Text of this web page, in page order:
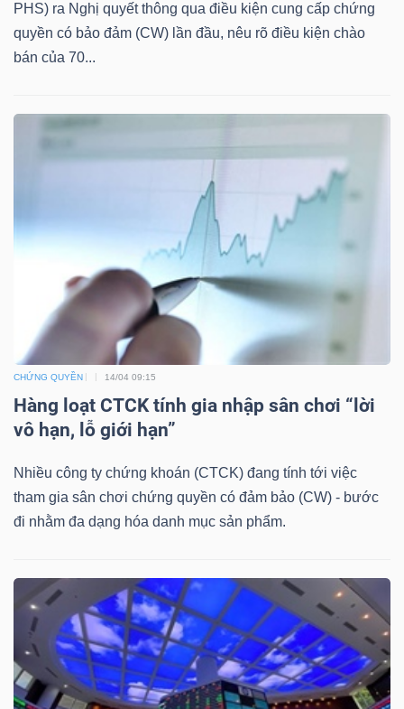
PHS) ra Nghị quyết thông qua điều kiện cung cấp chứng
quyền có bảo đảm (CW) lần đầu, nêu rõ điều kiện chào
bán của 70...
CHỨNG QUYỀN 14/04 09:15
Hàng loạt CTCK tính gia nhập sân chơi “lời
vô hạn, lỗ giới hạn”
Nhiều công ty chứng khoán (CTCK) đang tính tới việc
tham gia sân chơi chứng quyền có đảm bảo (CW) - bước
đi nhằm đa dạng hóa danh mục sản phẩm.
KHỎE
NGHỆ
THÔNG
TIN
VỤ
TRUYỀN
THÔNG
TIỆN
ÍCH